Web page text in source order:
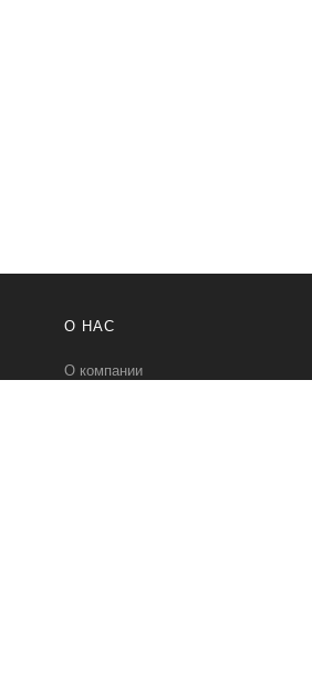
О НАС
О компании